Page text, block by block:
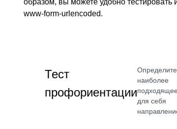
образом, вы можете удобно
www-form-urlencoded.
Тест
профориентации
Определите
наиболее
подходящее
для себя